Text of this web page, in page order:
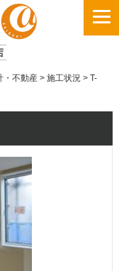
・不動産> 施工状況> T-